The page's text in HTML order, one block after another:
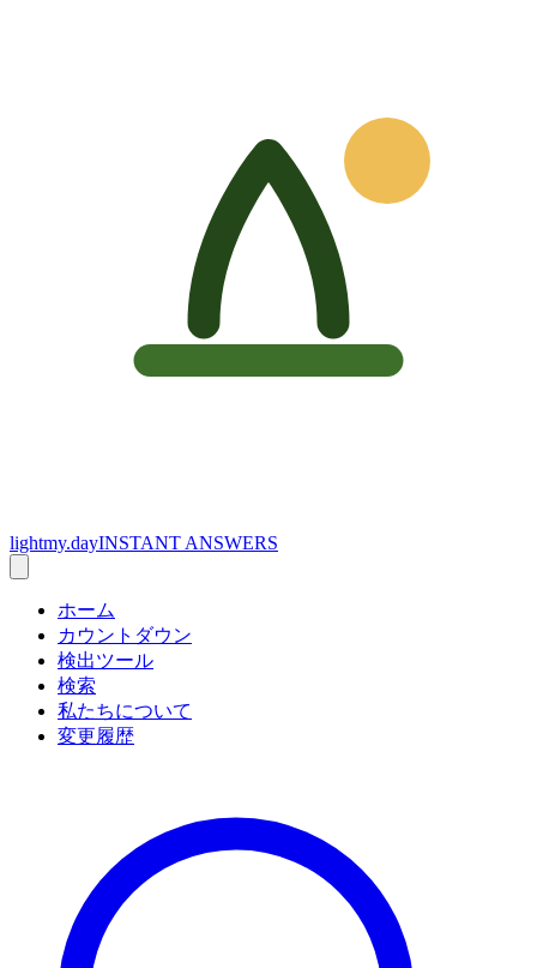
lightmy.dayINSTANT ANSWERS
ホーム
カウントダウン
検出ツール
検索
私たちについて
変更履歴